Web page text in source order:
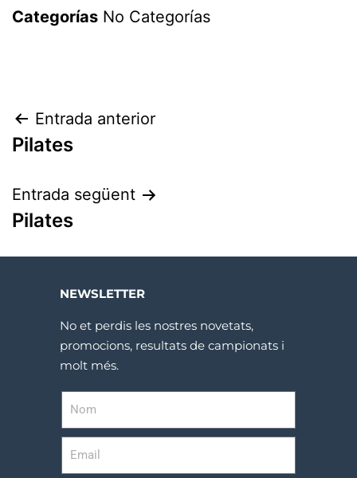
Categorías No Categorías
Entrada anterior
Pilates
Entrada següent
Pilates
NEWSLETTER
No et perdis les nostres novetats,
promocions, resultats de campionats i
molt més.